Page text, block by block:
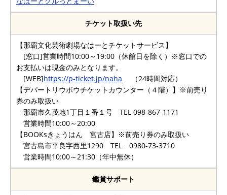
チケット取扱い先
【那覇文化芸術劇場なはーとチケットサービス】
[窓口]営業時間10:00～19:00（休館日を除く）※窓口での
お支払いは現金のみとなります。
[WEB]https://p-ticket.jp/naha （24時間対応）
【デパートリウボウチケットカウンター（４階）】※前売り
券のみ取扱い
那覇市久茂地1丁目１番１号 TEL 098-867-1171
営業時間10:00～20:00
【BOOKsきょうはん 宮古店】※前売り券のみ取扱い
宮古島市平良字西里1290 TEL 0980-73-3710
営業時間10:00～21:30（年中無休）
鑑賞サポート